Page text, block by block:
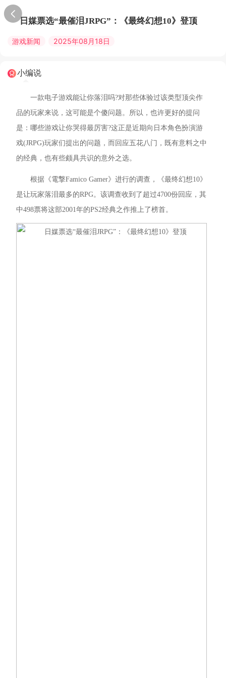
日媒票选“最催泪JRPG”：《最终幻想10》登顶
游戏新闻 2025年08月18日
小编说
一款电子游戏能让你落泪吗?对那些体验过该类型顶尖作
品的玩家来说，这可能是个傻问题。所以，也许更好的提问
是：哪些游戏让你哭得最厉害?这正是近期向日本角色扮演游
戏(JRPG)玩家们提出的问题，而回应五花八门，既有意料之中
的经典，也有些颇具共识的意外之选。
根据《電撃Famico Gamer》进行的调查，《最终幻想10》
是让玩家落泪最多的RPG。该调查收到了超过4700份回应，其
中498票将这部2001年的PS2经典之作推上了榜首。